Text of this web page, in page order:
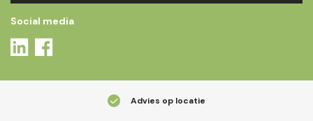
Social media
Advies op locatie